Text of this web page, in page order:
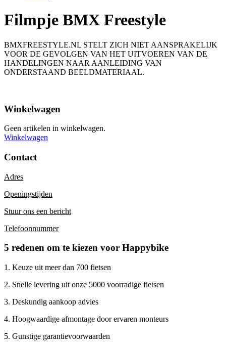
Filmpje BMX Freestyle
BMXFREESTYLE.NL STELT ZICH NIET AANSPRAKELIJK
VOOR DE GEVOLGEN VAN HET UITVOEREN VAN DE
HANDELINGEN NAAR AANLEIDING VAN
ONDERSTAAND BEELDMATERIAAL.
Winkelwagen
Geen artikelen in winkelwagen.
Winkelwagen
Contact
Adres
Openingstijden
Stuur ons een bericht
Telefoonnummer
5 redenen om te kiezen voor Happybike
1. Keuze uit meer dan 700 fietsen
2. Snelle levering uit onze 5000 voorradige fietsen
3. Deskundig aankoop advies
4. Hoogwaardige afmontage door ervaren monteurs
5. Gunstige garantievoorwaarden